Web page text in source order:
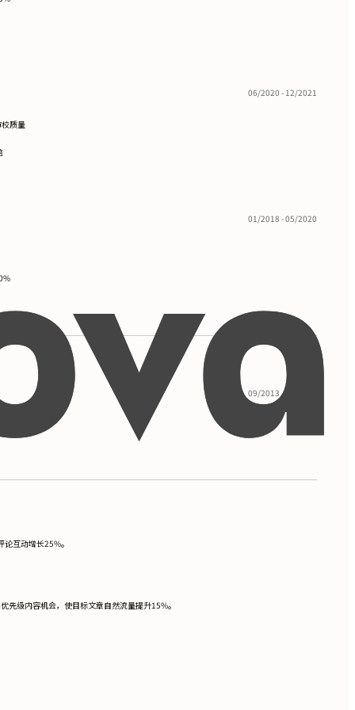
06/2020 - 12/2021
质量
01/2018 - 05/2020
09/2013 - 05/2017
互动增长25%。
级内容机会，使目标文章自然流量提升15%。